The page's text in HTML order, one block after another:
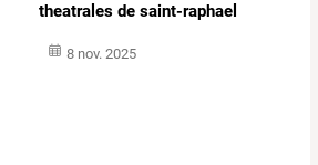
theatrales de saint-raphael
8 nov. 2025